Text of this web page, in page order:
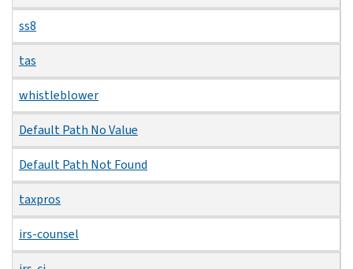
ss8
tas
whistleblower
Default Path No Value
Default Path Not Found
taxpros
irs-counsel